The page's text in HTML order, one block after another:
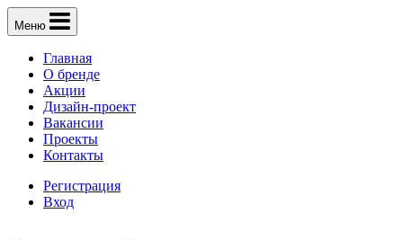
Меню
Главная
О бренде
Акции
Дизайн-проект
Вакансии
Проекты
Контакты
Регистрация
Вход